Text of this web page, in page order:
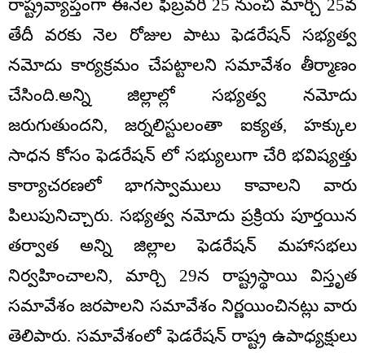
రాష్ట్రవ్యాప్తంగా ఈనెల ఫిబ్రవరి 25 నుంచి మార్చి 25వ
తేదీ వరకు నెల రోజుల పాటు ఫెడరేషన్ సభ్యత్వ
నమోదు కార్యక్రమం చేపట్టాలని సమావేశం తీర్మాణం
చేసింది.అన్ని జిల్లాల్లో సభ్యత్వ నమోదు
జరుగుతుందని, జర్నలిస్టులంతా ఐక్యత, హక్కుల
సాధన కోసం ఫెడరేషన్ లో సభ్యులుగా చేరి భవిష్యత్తు
కార్యాచరణలో భాగస్వాములు కావాలని వారు
పిలుపునిచ్చారు. సభ్యత్వ నమోదు ప్రక్రియ పూర్తయిన
తర్వాత అన్ని జిల్లాల ఫెడరేషన్ మహాసభలు
నిర్వహించాలని, మార్చి 29న రాష్ట్రస్థాయి విస్తృత
సమావేశం జరపాలని సమావేశం నిర్ణయించినట్లు వారు
తెలిపారు. సమావేశంలో ఫెడరేషన్ రాష్ట్ర ఉపాధ్యక్షులు